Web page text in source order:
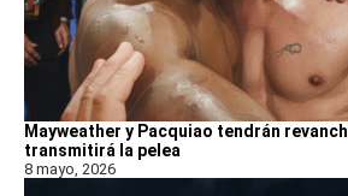
Mayweather y Pacquiao tendrán
transmitirá la pelea
8 mayo, 2026